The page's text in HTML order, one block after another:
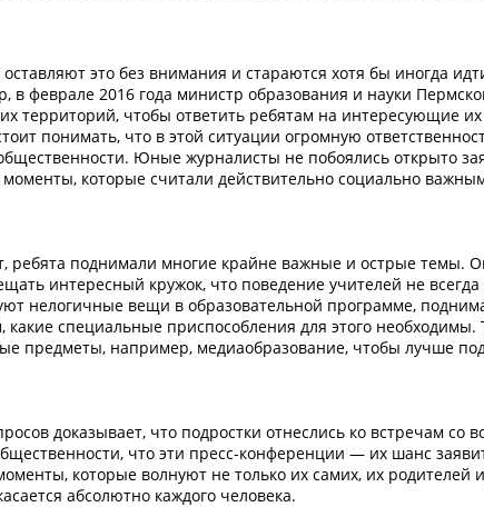
это без внимания и стараются хотя бы иногда
феврале 2016 года министр образования и науки
территорий, чтобы ответить ребятам на интересующие
понимать, что в этой ситуации огромную
Юные журналисты не побоялись открыто
которые считали действительно социально
ребята поднимали многие крайне важные и острые темы.
интересный кружок, что поведение учителей не
нелогичные вещи в образовательной программе,
специальные приспособления для этого необходимы.
предметы, например, медиаобразование, чтобы лучше
доказывает, что подростки отнеслись ко встречам со
что эти пресс-конференции — их шанс
которые волнуют не только их самих, их родителей
абсолютно каждого человека.